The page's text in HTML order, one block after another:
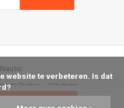
Policy Sitemap